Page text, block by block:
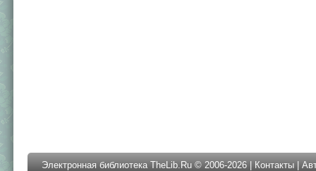
Электронная библиотека TheLib.Ru © 2006-2026 | Контакты |